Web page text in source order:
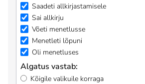
Saadeti allkirjastamisele
Sai allkirju
Võeti menetlusse
Menetleti lõpuni
Oli menetluses
Algatus vastab:
Kõigile valikuile korraga